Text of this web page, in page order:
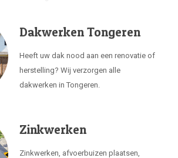
Dakwerken Tongeren
Heeft uw dak nood aan een renovatie of
herstelling? Wij verzorgen alle
dakwerken in Tongeren.
Zinkwerken
Zinkwerken, afvoerbuizen plaatsen,